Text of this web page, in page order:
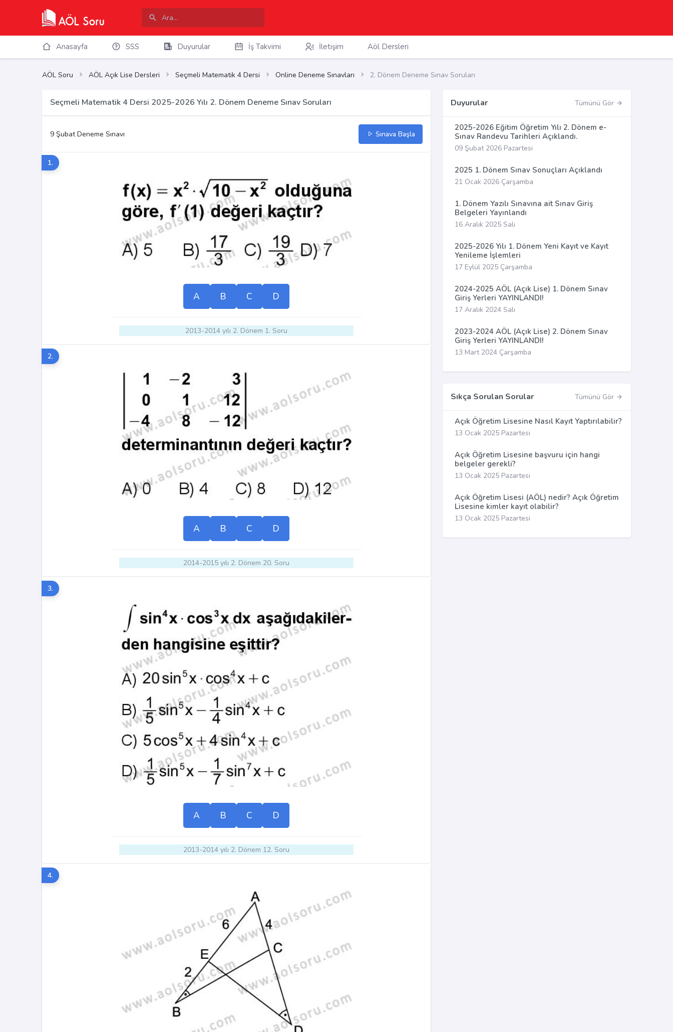
Anasayfa SSS Duyurular İş Takvimi İletişim Aöl Dersleri
AÖL Soru AÖL Açık Lise Dersleri Seçmeli Matematik 4 Dersi Online Deneme Sınavları 2. Dönem Deneme Sınav Soruları
Seçmeli Matematik 4 Dersi 2025-2026 Yılı 2. Dönem Deneme Sınav Soruları
9 Şubat Deneme Sınavı Sınava Başla
1.
A B C D
2013-2014 yılı 2. Dönem 1. Soru
2.
A B C D
2014-2015 yılı 2. Dönem 20. Soru
3.
A B C D
2013-2014 yılı 2. Dönem 12. Soru
4.
Duyurular Tümünü Gör
2025-2026 Eğitim Öğretim Yılı 2. Dönem e-
Sınav Randevu Tarihleri Açıklandı.
09 Şubat 2026 Pazartesi
2025 1. Dönem Sınav Sonuçları Açıklandı
21 Ocak 2026 Çarşamba
1. Dönem Yazılı Sınavına ait Sınav Giriş
Belgeleri Yayınlandı
16 Aralık 2025 Salı
2025-2026 Yılı 1. Dönem Yeni Kayıt ve Kayıt
Yenileme İşlemleri
17 Eylül 2025 Çarşamba
2024-2025 AÖL (Açık Lise) 1. Dönem Sınav
Giriş Yerleri YAYINLANDI!
17 Aralık 2024 Salı
2023-2024 AÖL (Açık Lise) 2. Dönem Sınav
Giriş Yerleri YAYINLANDI!
13 Mart 2024 Çarşamba
Sıkça Sorulan Sorular Tümünü Gör
Açık Öğretim Lisesine Nasıl Kayıt Yaptırılabilir?
13 Ocak 2025 Pazartesi
Açık Öğretim Lisesine başvuru için hangi
belgeler gerekli?
13 Ocak 2025 Pazartesi
Açık Öğretim Lisesi (AÖL) nedir? Açık Öğretim
Lisesine kimler kayıt olabilir?
13 Ocak 2025 Pazartesi